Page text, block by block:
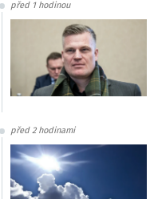
před 1 hodinou
před 2 hodinami